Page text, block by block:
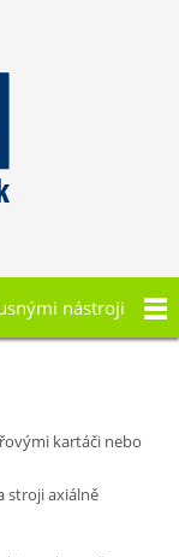
nástroji
kartáči nebo
stroji axiálně